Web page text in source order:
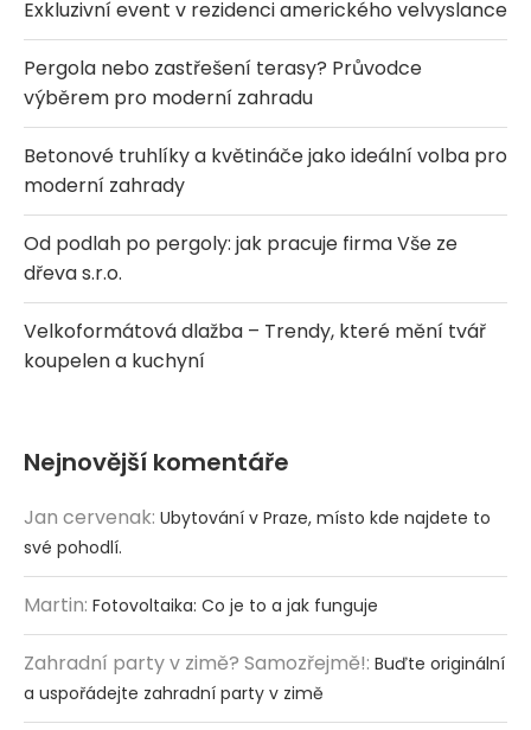
Exkluzivní event v rezidenci amerického velvyslance
Pergola nebo zastřešení terasy? Průvodce
výběrem pro moderní zahradu
Betonové truhlíky a květináče jako ideální volba pro
moderní zahrady
Od podlah po pergoly: jak pracuje firma Vše ze
dřeva s.r.o.
Velkoformátová dlažba – Trendy, které mění tvář
koupelen a kuchyní
Nejnovější komentáře
Jan cervenak: Ubytování v Praze, místo kde najdete to
své pohodlí.
Martin: Fotovoltaika: Co je to a jak funguje
Zahradní party v zimě? Samozřejmě!: Buďte originální
a uspořádejte zahradní party v zimě